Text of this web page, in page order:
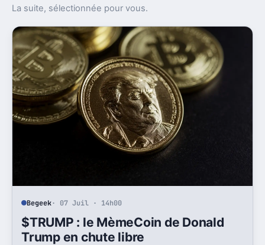
La suite, sélectionnée pour vous.
Begeek· 07 Juil · 14h00
$TRUMP : le MèmeCoin de Donald
Trump en chute libre